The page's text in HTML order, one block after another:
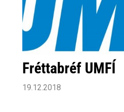
æfingahópinn.
Fréttabréf UMFÍ
19.12.2018